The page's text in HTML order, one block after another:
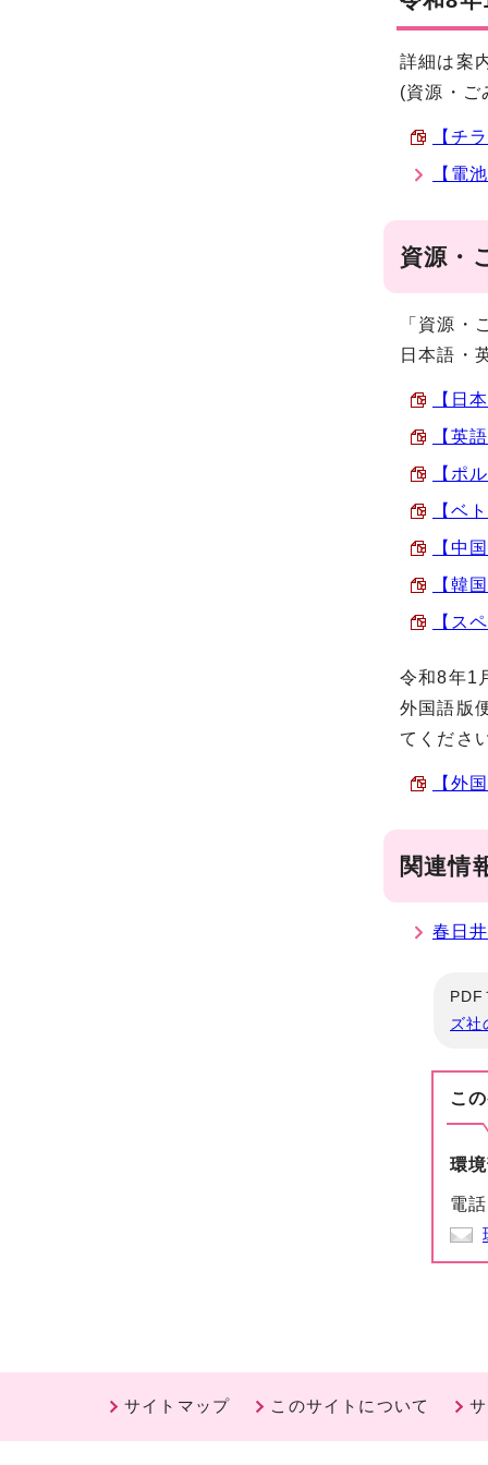
詳細は案
(資源・ご
【チ
【電
資源・
「資源・
日本語・
【日
【英
【ポ
【ベ
【中
【韓
【ス
令和8年1
外国語版
てくださ
【外
関連情
春日
PDF
ズ
こ
環
電
サイトマップ このサイトについて